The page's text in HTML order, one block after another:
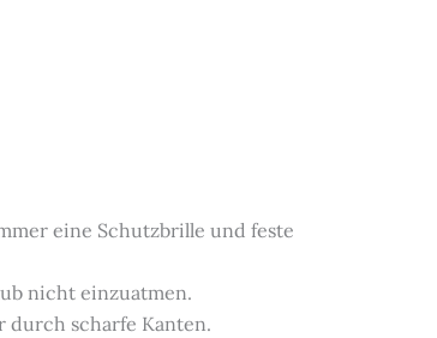
eine Schutzbrille und feste
nicht einzuatmen.
durch scharfe Kanten.